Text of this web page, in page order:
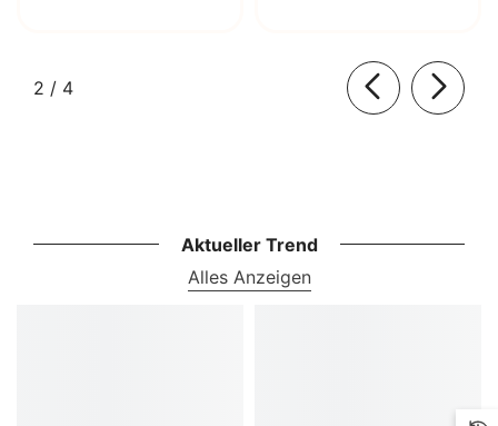
2 / von
4
Aktueller Trend
Alles Anzeigen